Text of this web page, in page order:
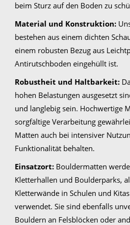
beim Sturz auf den Boden zu
Material und Konstruktion:
bestehen aus einem dichten
einem robusten Bezug aus
Antirutschboden eingehüllt ist.
Robustheit und Haltbarkeit:
hohen Belastungen ausgesetzt
und langlebig sein. Hochwertige
sorgfältige Verarbeitung
Matten auch bei intensiver
Funktionalität behalten.
Einsatzort: Bouldermatten
Kletterhallen und Boulderparks,
Kletterwände in Schulen und
verwendet. Sie sind ebenfalls
Bouldern an Felsblöcken oder